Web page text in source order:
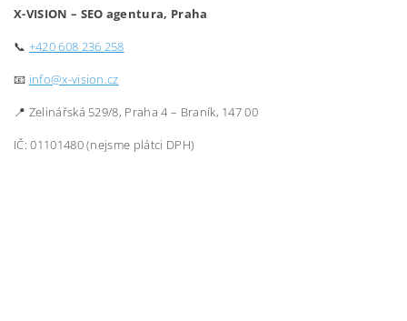
X-VISION – SEO agentura, Praha
📞 +420 608 236 258
📧 info@x-vision.cz
📍 Zelinářská 529/8, Praha 4 – Braník, 147 00
IČ: 01101480 (nejsme plátci DPH)